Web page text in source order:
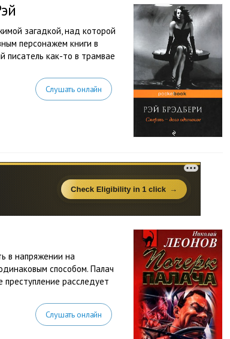
загадкой, над которой
персонажем книги в
писатель как-то в трамвае
Слушать онлайн
в напряжении на
способом. Палач
преступление расследует
Слушать онлайн